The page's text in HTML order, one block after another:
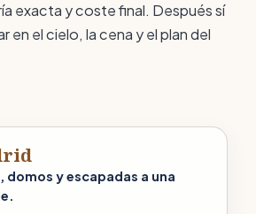
exacta y coste final. Después sí
en el cielo, la cena y el plan del
domos y escapadas a una